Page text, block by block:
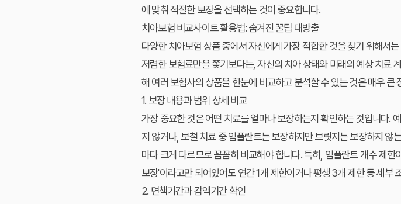
에 맞춰 적절한 보장을 선택하는 것이 중요합니다.
치아보험 비교사이트 활용법: 숨겨진 꿀팁 대방출
다양한 치아보험 상품 중에서 자신에게 가장 적합한 것을 찾기 위해서
저렴한 보험료만을 쫓기보다는, 자신의 치아 상태와 미래의 예상 치료
해 여러 보험사의 상품을 한눈에 비교하고 분석할 수 있는 것은 매우 큰
1. 보장 내용과 범위 상세 비교
가장 중요한 것은 어떤 치료를 얼마나 보장하는지 확인하는 것입니다.
지 않거나, 보철 치료 중 임플란트는 보장하지만 브릿지는 보장하지 않
마다 크게 다르므로 꼼꼼히 비교해야 합니다. 특히, 임플란트 개수 제
보장'이라고만 되어있어도 연간 1개 제한이거나 평생 3개 제한 등 세부
2. 면책기간과 감액기간 확인